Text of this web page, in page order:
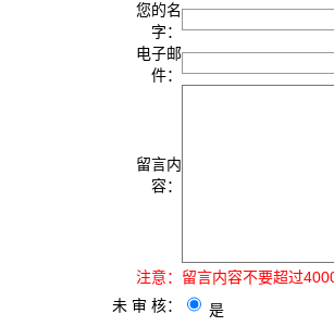
您的名
字：
电子邮
件：
留言内
容：
注意： 留言内容不要超过
未 审 核：
是